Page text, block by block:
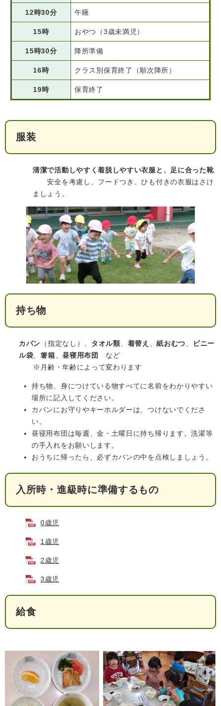
12時30分 午睡
15時 おやつ（3歳未満児）
15時30分 降所準備
16時 クラス別保育終了（順次降所）
19時 保育終了
服装
清潔で活動しやすく着脱しやすい衣服と、足に合った靴
安全を考慮し、フードつき、ひも付きの衣服はさけ
ましょう。
持ち物
カバン （指定なし）、 タオル類 着替え 、紙おむつ
ビニー
ル袋 、箸箱 、昼寝用布団 など
※月齢・年齢によって変わります
持ち物、身につけている物すべてに名前をわかりやすい
場所に記入してください。
カバンにお守りやキーホルダーは、つけないでくださ
い。
昼寝用布団は毎週、金・土曜日に持ち帰ります。洗濯等
の手入れをお願いします。
おうちに帰ったら、必ずカバンの中を点検しましょう。
入所時・進級時に準備するもの
0歳児
1歳児
2歳児
3歳児
給食